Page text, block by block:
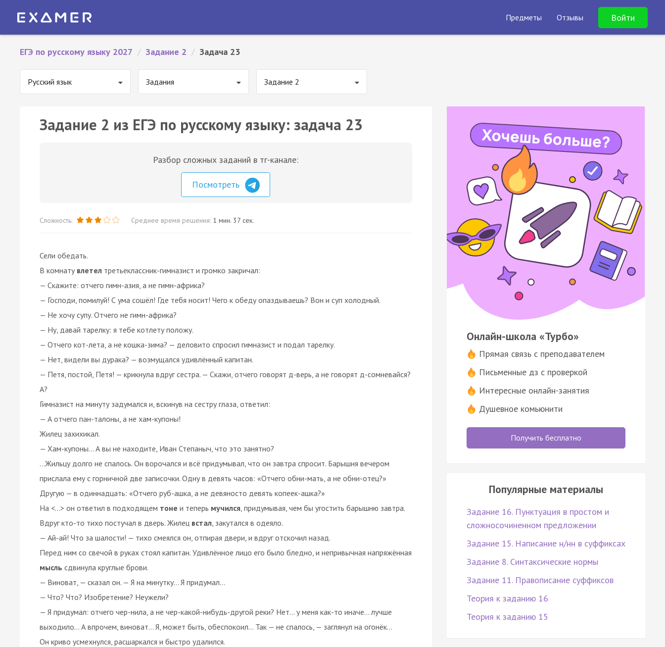
Предметы Отзывы Войти
ЕГЭ по русскому языку 2027 / Задание 2 / Задача 23
Русский язык Задания Задание 2
Задание 2 из ЕГЭ по русскому языку: задача 23
Разбор сложных заданий в тг-канале:
Посмотреть
Сложность: Среднее время решения: 1 мин. 37 сек.
Сели обедать.
В комнату влетел третьеклассник-гимназист и громко закричал:
— Скажите: отчего гимн-азия, а не гимн-африка?
— Господи, помилуй! С ума сошёл! Где тебя носит! Чего к обеду опаздываешь? Вон и суп холодный.
— Не хочу супу. Отчего не гимн-африка?
— Ну, давай тарелку: я тебе котлету положу.
— Отчего кот-лета, а не кошка-зима? — деловито спросил гимназист и подал тарелку.
— Нет, видели вы дурака? — возмущался удивлённый капитан.
— Петя, постой, Петя! — крикнула вдруг сестра. — Скажи, отчего говорят д-верь, а не говорят д-сомневайся?
А?
Гимназист на минуту задумался и, вскинув на сестру глаза, ответил:
— А отчего пан-талоны, а не хам-купоны!
Жилец захихикал.
— Хам-купоны… А вы не находите, Иван Степаныч, что это занятно?
…Жильцу долго не спалось. Он ворочался и всё придумывал, что он завтра спросит. Барышня вечером
прислала ему с горничной две записочки. Одну в девять часов: «Отчего обни-мать, а не обни-отец?»
Другую — в одиннадцать: «Отчего руб-ашка, а не девяносто девять копеек-ашка?»
На <…> он ответил в подходящем тоне и теперь мучился , придумывая, чем бы угостить барышню завтра.
Вдруг кто-то тихо постучал в дверь. Жилец встал , закутался в одеяло.
— Ай-ай! Что за шалости! — тихо смеялся он, отпирая двери, и вдруг отскочил назад.
Перед ним со свечой в руках стоял капитан. Удивлённое лицо его было бледно, и непривычная напряжённая
мысль сдвинула круглые брови.
— Виноват, — сказал он. — Я на минутку… Я придумал…
— Что? Что? Изобретение? Неужели?
— Я придумал: отчего чер-нила, а не чер-какой-нибудь-другой реки? Нет… у меня как-то иначе… лучше
выходило… А впрочем, виноват… Я, может быть, обеспокоил… Так — не спалось, — заглянул на огонёк…
Он криво усмехнулся, расшаркался и быстро удалился.
Онлайн-школа «Турбо»
Прямая связь с преподавателем
Письменные дз с проверкой
Интересные онлайн-занятия
Душевное комьюнити
Получить бесплатно
Популярные материалы
Задание 16. Пунктуация в простом и
сложносочиненном предложении
Задание 15. Написание н/нн в суффиксах
Задание 8. Синтаксические нормы
Задание 11. Правописание суффиксов
Теория к заданию 16
Теория к заданию 15